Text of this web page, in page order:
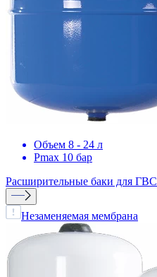
Объем 8 - 24 л
Pmax 10 бар
Расширительные баки для ГВС
Незаменяемая мембрана